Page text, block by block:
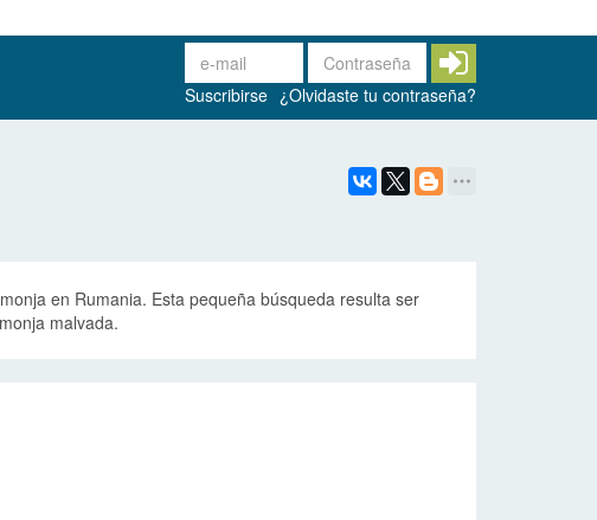
Suscribirse ¿Olvidaste tu contraseña?
en Rumania. Esta pequeña búsqueda resulta ser
malvada.